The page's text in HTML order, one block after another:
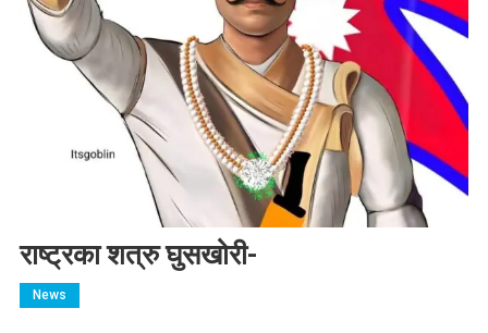
राष्ट्रका शत्रु घुसखोरी-
News